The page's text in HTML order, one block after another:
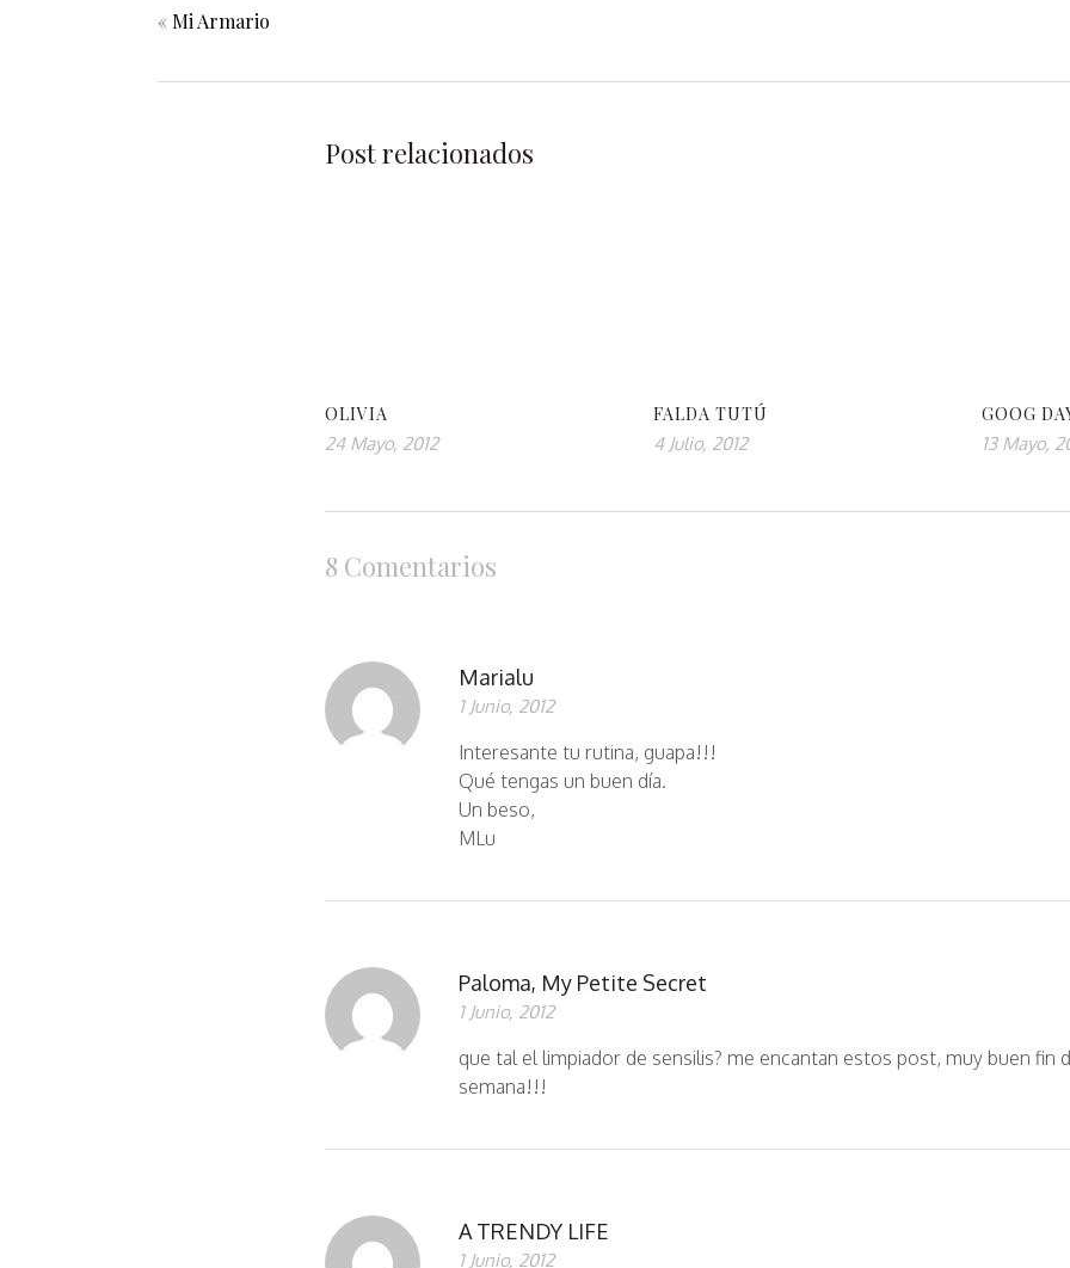
« Mi Armario
Post relacionados
OLIVIA
24 Mayo, 2012
FALDA TUTÚ
4 Julio, 2012
GOOG
13 Mayo,
8 Comentarios
Marialu
1 Junio, 2012
Interesante tu rutina, guapa!!!
Qué tengas un buen día.
Un beso,
MLu
Paloma, My Petite Secret
1 Junio, 2012
que tal el limpiador de sensilis? me encantan estos post, muy buen fin
semana!!!
A TRENDY LIFE
1 Junio, 2012